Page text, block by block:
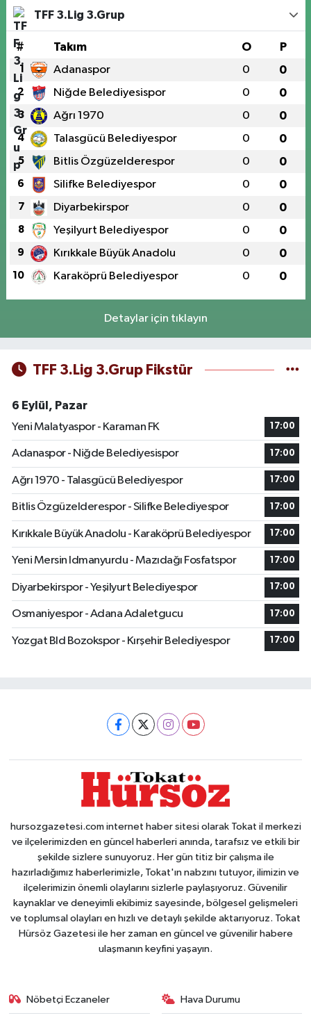
TFF 3.Lig 3.Grup
# Takım O P
1 Adanaspor 0 0
2 Niğde Belediyesispor 0 0
3 Ağrı 1970 0 0
4 Talasgücü Belediyespor 0 0
5 Bitlis Özgüzelderespor 0 0
6 Silifke Belediyespor 0 0
7 Diyarbekirspor 0 0
8 Yeşilyurt Belediyespor 0 0
9 Kırıkkale Büyük Anadolu 0 0
10 Karaköprü Belediyespor 0 0
Detaylar için tıklayın
TFF 3.Lig 3.Grup Fikstür
6 Eylül, Pazar
Yeni Malatyaspor - Karaman FK
17:00
Adanaspor - Niğde Belediyesispor 17:00
Ağrı 1970 - Talasgücü Belediyespor 17:00
Bitlis Özgüzelderespor - Silifke Belediyespor 17:00
Kırıkkale Büyük Anadolu - Karaköprü Belediyespor 17:00
Yeni Mersin Idmanyurdu - Mazıdağı Fosfatspor 17:00
Diyarbekirspor - Yeşilyurt Belediyespor 17:00
Osmaniyespor - Adana Adaletgucu 17:00
Yozgat Bld Bozokspor - Kırşehir Belediyespor 17:00
hursozgazetesi.com internet haber sitesi olarak Tokat il merkezi
ve ilçelerimizden en güncel haberleri anında, tarafsız ve etkili bir
şekilde sizlere sunuyoruz. Her gün titiz bir çalışma ile
hazırladığımız haberlerimizle, Tokat'ın nabzını tutuyor, ilimizin ve
ilçelerimizin önemli olaylarını sizlerle paylaşıyoruz. Güvenilir
kaynaklar ve deneyimli ekibimiz sayesinde, bölgesel gelişmeleri
ve toplumsal olayları en hızlı ve detaylı şekilde aktarıyoruz. Tokat
Hürsöz Gazetesi ile her zaman en güncel ve güvenilir habere
ulaşmanın keyfini yaşayın.
Nöbetçi Eczaneler Hava Durumu